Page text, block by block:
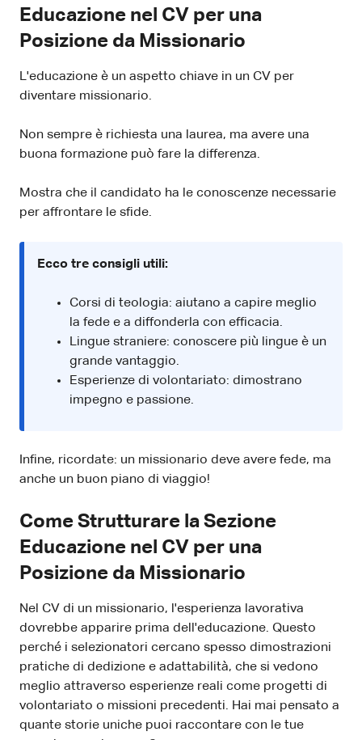
Educazione nel CV per una
Posizione da Missionario
L'educazione è un aspetto chiave in un CV per
diventare missionario.
Non sempre è richiesta una laurea, ma avere una
buona formazione può fare la differenza.
Mostra che il candidato ha le conoscenze necessarie
per affrontare le sfide.
Ecco tre consigli utili:
Corsi di teologia: aiutano a capire meglio
la fede e a diffonderla con efficacia.
Lingue straniere: conoscere più lingue è un
grande vantaggio.
Esperienze di volontariato: dimostrano
impegno e passione.
Infine, ricordate: un missionario deve avere fede, ma
anche un buon piano di viaggio!
Come Strutturare la Sezione
Educazione nel CV per una
Posizione da Missionario
Nel CV di un missionario, l'esperienza lavorativa
dovrebbe apparire prima dell'educazione. Questo
perché i selezionatori cercano spesso dimostrazioni
pratiche di dedizione e adattabilità, che si vedono
meglio attraverso esperienze reali come progetti di
volontariato o missioni precedenti. Hai mai pensato a
quante storie uniche puoi raccontare con le tue